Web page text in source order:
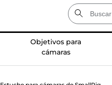
Objetivos para
cámaras